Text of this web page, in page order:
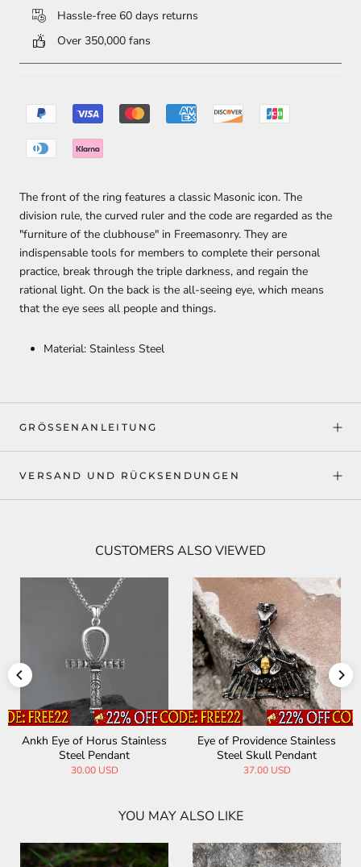
Hassle-free 60 days returns
Over 350,000 fans
The front of the ring features a classic Masonic icon. The
division rule, the curved ruler and the code are regarded as the
"furniture of the clubhouse" in Freemasonry. They are
indispensable tools for members to complete their personal
practice, break through the triple darkness, and regain the
rational light. On the back is the all-seeing eye, which means
that the eye sees all people and things.
Material: Stainless Steel
GRÖSSENANLEITUNG
VERSAND UND RÜCKSENDUNGEN
CUSTOMERS ALSO VIEWED
Ankh Eye of Horus Stainless
Steel Pendant
30.00 USD
Eye of Providence Stainless
Steel Skull Pendant
37.00 USD
YOU MAY ALSO LIKE